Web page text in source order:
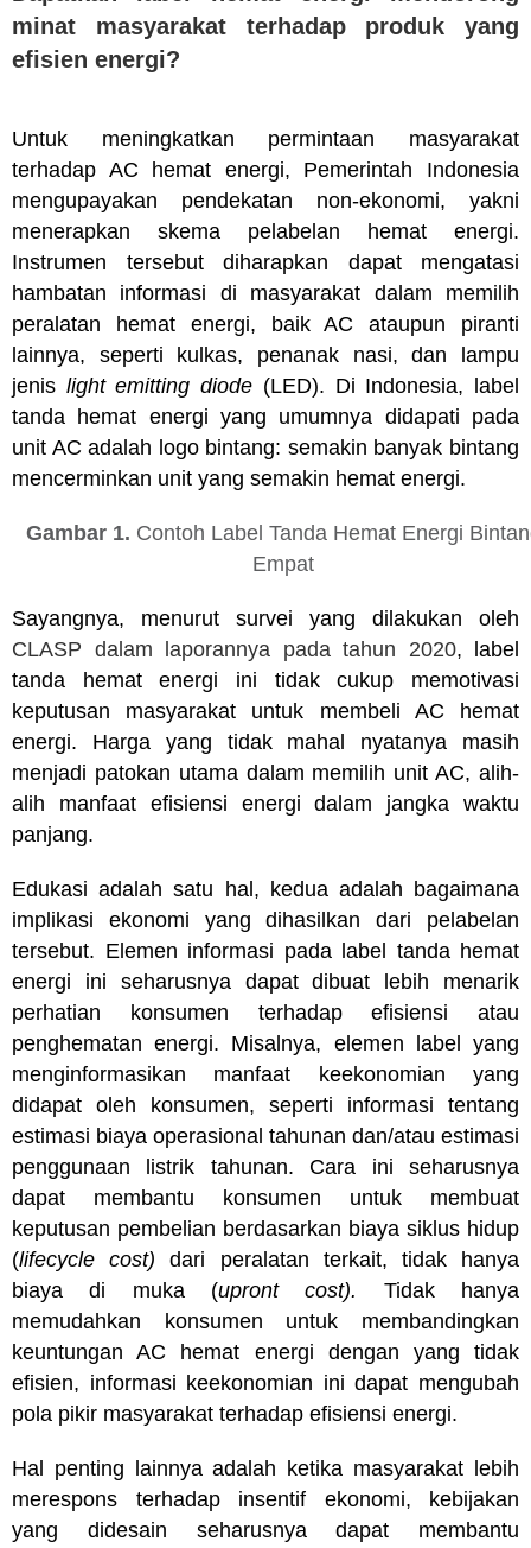
minat masyarakat terhadap produk yang
efisien energi?
Untuk meningkatkan permintaan masyarakat
terhadap AC hemat energi, Pemerintah Indonesia
mengupayakan pendekatan non-ekonomi, yakni
menerapkan skema pelabelan hemat energi.
Instrumen tersebut diharapkan dapat mengatasi
hambatan informasi di masyarakat dalam memilih
peralatan hemat energi, baik AC ataupun piranti
lainnya, seperti kulkas, penanak nasi, dan lampu
jenis light emitting diode (LED). Di Indonesia, label
tanda hemat energi yang umumnya didapati pada
unit AC adalah logo bintang: semakin banyak bintang
mencerminkan unit yang semakin hemat energi.
Gambar 1. Contoh Label Tanda Hemat Energi
Empat
Sayangnya, menurut survei yang dilakukan oleh
CLASP dalam laporannya pada tahun 2020, label
tanda hemat energi ini tidak cukup memotivasi
keputusan masyarakat untuk membeli AC hemat
energi. Harga yang tidak mahal nyatanya masih
menjadi patokan utama dalam memilih unit AC, alih-
alih manfaat efisiensi energi dalam jangka waktu
panjang.
Edukasi adalah satu hal, kedua adalah bagaimana
implikasi ekonomi yang dihasilkan dari pelabelan
tersebut. Elemen informasi pada label tanda hemat
energi ini seharusnya dapat dibuat lebih menarik
perhatian konsumen terhadap efisiensi atau
penghematan energi. Misalnya, elemen label yang
menginformasikan manfaat keekonomian yang
didapat oleh konsumen, seperti informasi tentang
estimasi biaya operasional tahunan dan/atau estimasi
penggunaan listrik tahunan. Cara ini seharusnya
dapat membantu konsumen untuk membuat
keputusan pembelian berdasarkan biaya siklus hidup
(lifecycle cost)dari peralatan terkait, tidak hanya
biaya di muka (upront cost). Tidak hanya
memudahkan konsumen untuk membandingkan
keuntungan AC hemat energi dengan yang tidak
efisien, informasi keekonomian ini dapat mengubah
pola pikir masyarakat terhadap efisiensi energi.
Hal penting lainnya adalah ketika masyarakat lebih
merespons terhadap insentif ekonomi, kebijakan
yang didesain seharusnya dapat membantu